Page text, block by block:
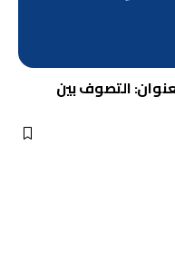
التصوف بين